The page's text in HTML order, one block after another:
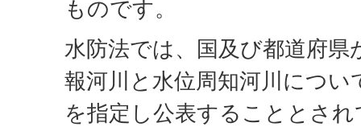
ものです。
水防法では、国及び都道府県
報河川と水位周知河川につい
を指定し公表することとさ